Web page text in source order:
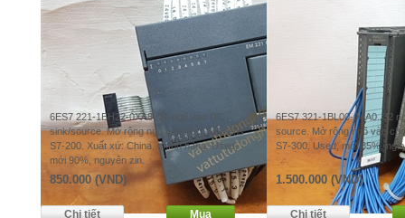
6ES7 221-1BH22-0XA8. 16 ngõ vào DC
sink/source. Mở rộng ngõ vào PLC Siemens
S7-200. Xuất xứ: China, chính hãng. Used,
mới 90%, nguyên zin.
850.000 (VND)
6ES7 321-1BL00-0AA0. 32
source. Mở rộng ngõ vào
S7-300. Used, mới 85%,
1.500.000 (VND)